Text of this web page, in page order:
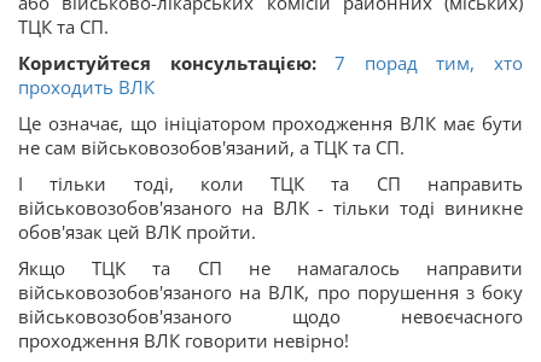
ТЦК та СП.
Користуйтеся консультацією:
7 порад тим, хто
проходить ВЛК
Це означає, що ініціатором проходження ВЛК має бути
не сам військовозобов'язаний, а ТЦК та СП.
І тільки тоді, коли ТЦК та СП направить
військовозобов'язаного на ВЛК - тільки тоді виникне
обов'язак цей ВЛК пройти.
Якщо ТЦК та СП не намагалось направити
військовозобов'язаного на ВЛК, про порушення з боку
військовозобов'язаного щодо невоєчасного
проходження ВЛК говорити невірно!